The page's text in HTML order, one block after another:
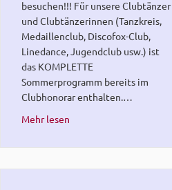
besuchen!!! Für unsere Clubtänzer
und Clubtänzerinnen (Tanzkreis,
Medaillenclub, Discofox-Club,
Linedance, Jugendclub usw.) ist
das KOMPLETTE
Sommerprogramm bereits im
Clubhonorar enthalten.…
Mehr lesen